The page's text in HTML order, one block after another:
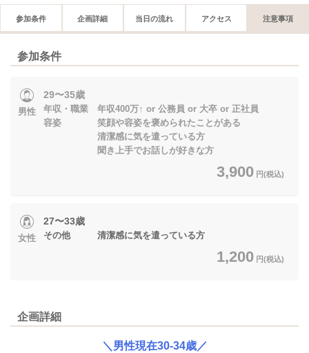
参加条件 企画詳細 当日の流れ アクセス 注意事項
参加条件
男性
29〜35歳
年収・職業 年収400万↑ or 公務員 or 大卒 or 正社員
容姿 笑顔や容姿を褒められたことがある
清潔感に気を遣っている方
聞き上手でお話しが好きな方
3,900 円(税込)
女性
27〜33歳
その他 清潔感に気を遣っている方
1,200 円(税込)
企画詳細
＼ 男性現在30-34歳／